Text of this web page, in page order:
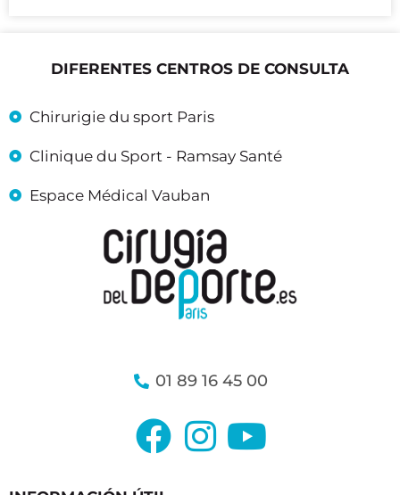
DIFERENTES CENTROS DE CONSULTA
Chirurigie du sport Paris
Clinique du Sport - Ramsay Santé
Espace Médical Vauban
01 89 16 45 00